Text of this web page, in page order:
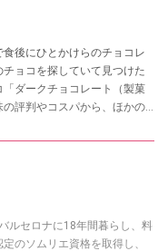
後にひとかけらのチョコレ
ョコを探していて見つけた
ダークチョコレート（製菓
評判やコスパから、ほかの
ルセロナに18年間暮らし、料
のソムリエ資格を取得し、